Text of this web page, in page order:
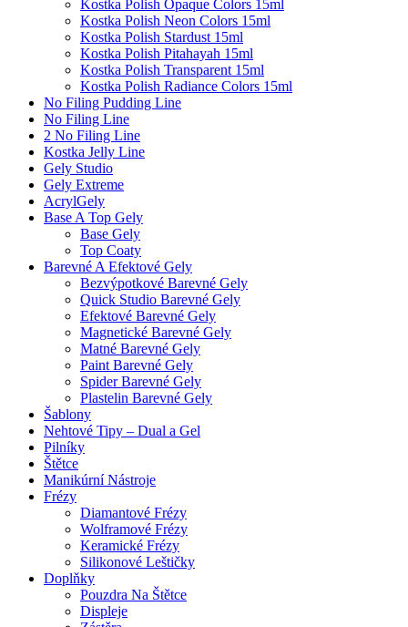
Kostka Polish Opaque Colors 15ml
Kostka Polish Neon Colors 15ml
Kostka Polish Stardust 15ml
Kostka Polish Pitahayah 15ml
Kostka Polish Transparent 15ml
Kostka Polish Radiance Colors 15ml
No Filing Pudding Line
No Filing Line
2 No Filing Line
Kostka Jelly Line
Gely Studio
Gely Extreme
AcrylGely
Base A Top Gely
Base Gely
Top Coaty
Barevné A Efektové Gely
Bezvýpotkové Barevné Gely
Quick Studio Barevné Gely
Efektové Barevné Gely
Magnetické Barevné Gely
Matné Barevné Gely
Paint Barevné Gely
Spider Barevné Gely
Plastelin Barevné Gely
Šablony
Nehtové Tipy – Dual a Gel
Pilníky
Štětce
Manikúrní Nástroje
Frézy
Diamantové Frézy
Wolframové Frézy
Keramické Frézy
Silikonové Leštičky
Doplňky
Pouzdra Na Štětce
Displeje